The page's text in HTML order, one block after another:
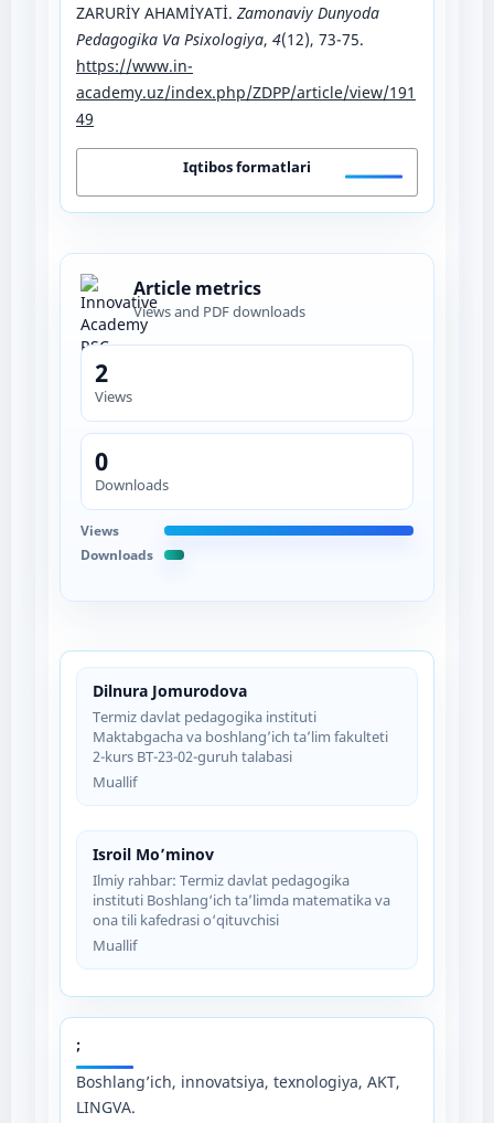
Dilnura Jomurodova
Termiz davlat pedagogika instituti
Maktabgacha va boshlang’ich ta’lim fakulteti
2-kurs BT-23-02-guruh talabasi
Muallif
Isroil Mo’minov
Ilmiy rahbar: Termiz davlat pedagogika
instituti Boshlang‘ich ta’limda matematika va
ona tili kafedrasi o‘qituvchisi
Muallif
;
Boshlang’ich, innovatsiya, texnologiya, AKT,
LINGVA.
ZARURİY AHAMİYATİ. Zamonaviy Dunyoda
Pedagogika Va Psixologiya, 4(12), 73-75.
https://www.in-
academy.uz/index.php/ZDPP/article/view/191
49
Iqtibos formatlari
Article metrics
Views and PDF downloads
2
Views
0
Downloads
Views
Downloads